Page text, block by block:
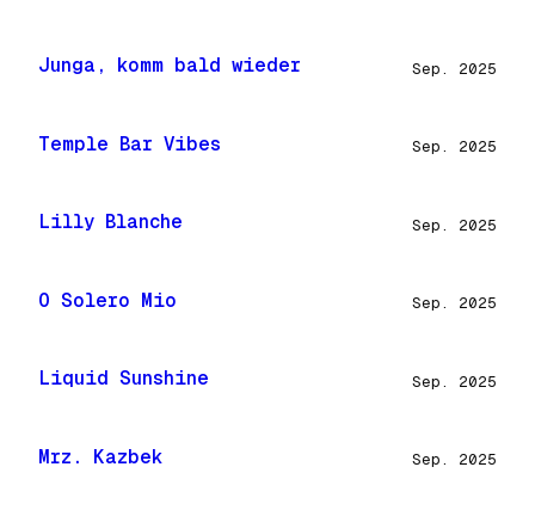
Junga, komm bald wieder Sep. 2025
Temple Bar Vibes Sep. 2025
Lilly Blanche Sep. 2025
O Solero Mio Sep. 2025
Liquid Sunshine Sep. 2025
Mrz. Kazbek Sep. 2025